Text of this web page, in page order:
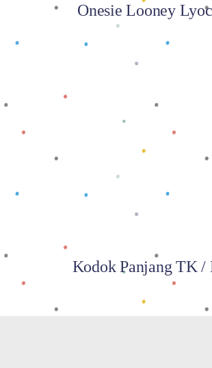
Onesie Looney
Baca selengkapnya
Kodok Panjang TK /